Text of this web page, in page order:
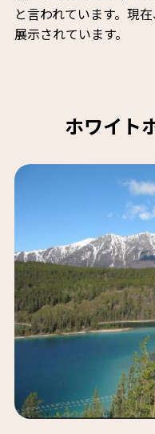
と言われています。現
展示されています。
ホワイト